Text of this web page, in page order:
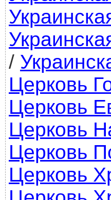
/
Церковь
Церковь
Церковь
Церковь
Церковь